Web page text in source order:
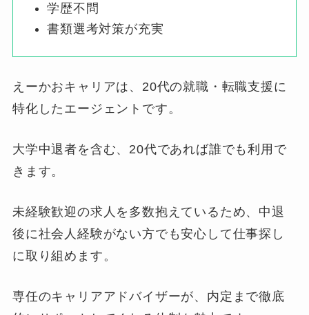
学歴不問
書類選考対策が充実
えーかおキャリアは、20代の就職・転職支援に
特化したエージェントです。
大学中退者を含む、20代であれば誰でも利用で
きます。
未経験歓迎の求人を多数抱えているため、中退
後に社会人経験がない方でも安心して仕事探し
に取り組めます。
専任のキャリアアドバイザーが、内定まで徹底